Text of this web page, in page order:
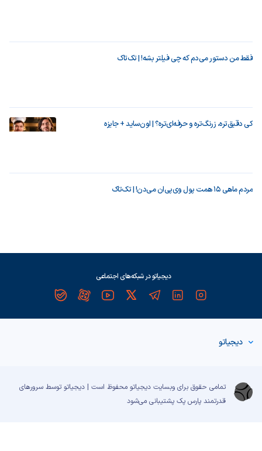
فقط من دستور می‌دم که چی فیلتر بشه! | تک‌تاک
کی دقیق‌تره، زرنگ‌تره و حرفه‌ای‌تره؟ | اون‌ساید + جایزه
مردم ماهی ۱۵ همت پول وی‌پی‌ان می‌دن! | تک‌تاک
دیجیاتو در شبکه‌های اجتماعی
دیجیاتو
تمامی حقوق برای وبسایت دیجیاتو محفوظ است | دیجیاتو توسط سرورهای
قدرتمند پارس پک پشتیبانی می‌شود